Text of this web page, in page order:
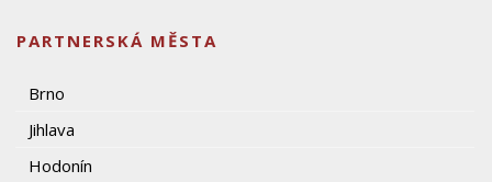
PARTNERSKÁ MĚSTA
Brno
Jihlava
Hodonín